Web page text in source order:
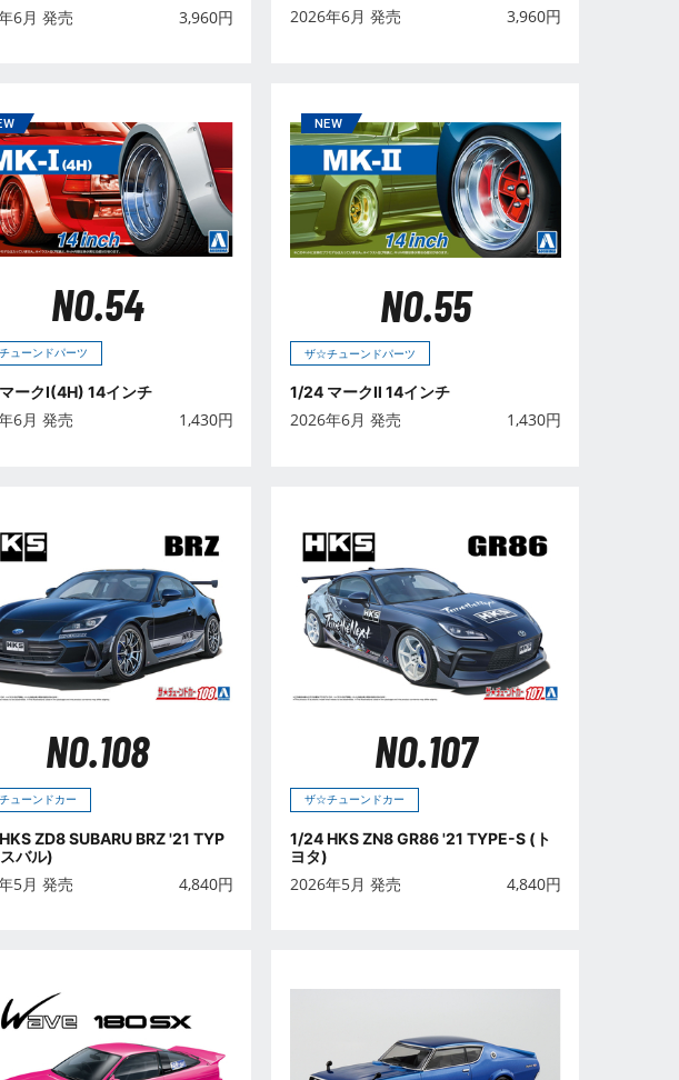
6月 発売 3,960円 2026年6月 発売 3,960円
NO.54
ューンドパーツ
ークⅠ(4H) 14インチ
6月 発売 1,430円
NO.55
ザ☆チューンドパーツ
1/24 マークⅡ 14インチ
2026年6月 発売 1,430円
NO.108
ューンドカー
ZD8 SUBARU BRZ '21 TYP
バル)
5月 発売 4,840円
NO.107
ザ☆チューンドカー
1/24 HKS ZN8 GR86 '21 TYPE-S (ト
ヨタ)
2026年5月 発売 4,840円